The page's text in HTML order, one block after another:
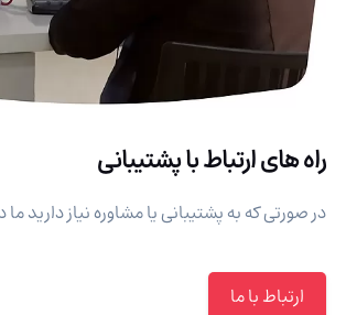
راه های ارتباط با پشتیبانی
در صورتی که به پشتیبانی یا مشاوره نیاز دارید
ارتباط با ما